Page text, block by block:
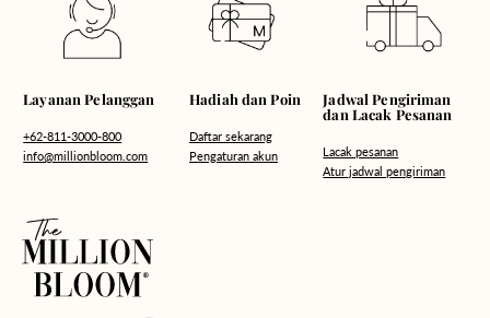
Layanan Pelanggan
+62-811-3000-800
info@millionbloom.com
Hadiah dan Poin
Daftar sekarang
Pengaturan akun
Jadwal Pengiriman
dan Lacak Pesanan
Lacak pesanan
Atur jadwal pengiriman